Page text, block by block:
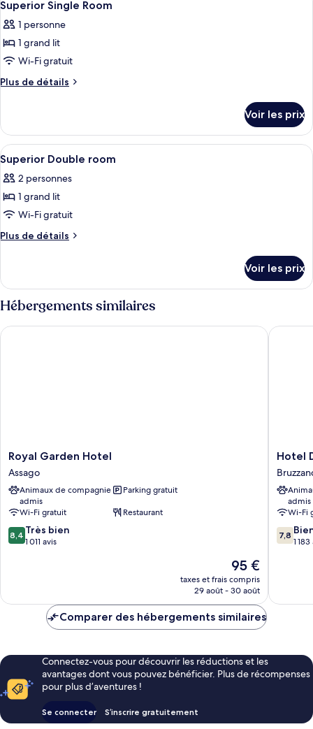
Double
Room
chambre
Standard
Double
toutes
les
photos
pour
ce
chambre :
Superior
Single
Room
Superior Single Room
1 personne
1 grand lit
Wi-Fi gratuit
Plus de détails
Plus
le
type
de
chambre
Superior
Single
Voir les prix
Afficher
toutes
les
photos
pour
ce
chambre :
Superior
Double
room
Draps en coton égyptien, literie de
5
Superior Double room
2 personnes
1 grand lit
Wi-Fi gratuit
Plus de détails
Plus
le
type
de
Superior
Voir les prix
Hébergements similaires
Royal
Garden
Hotel
Assago
Royal Garden Hotel
Assago
Animaux de compagnie
admis
Parking gratuit
Wi-Fi gratuit
Restaurant
8.4
sur
8,4 Très bien
1 011 avis
Le
nouveau
prix
de
95 €
taxes et frais compris
29 août - 30 août
Royal Garden Hotel
Hotel
Da
Vinci
Hotel
admis
Wi-Fi
7.8
sur
7,8
1
Hotel
Comparer des hébergements similaires
Connectez-vous pour découvrir les réductions et les
avantages dont vous pouvez bénéficier. Plus de récompenses
pour plus d’aventures !
Se connecter S’inscrire gratuitement